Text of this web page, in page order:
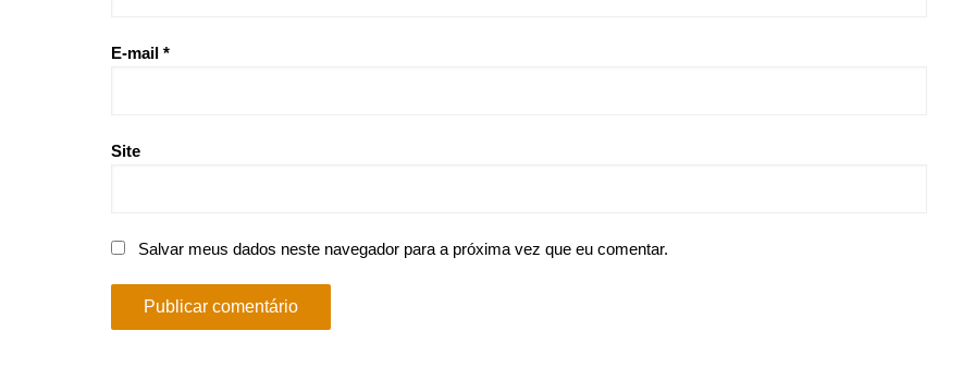
E-mail *
Site
Salvar meus dados neste navegador para a próxima vez que eu comentar.